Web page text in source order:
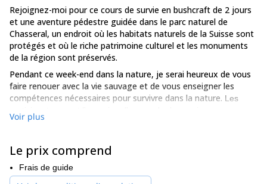
Rejoignez-moi pour ce cours de survie en bushcraft de 2 jours
et une aventure pédestre guidée dans le parc naturel de
Chasseral, un endroit où les habitats naturels de la Suisse sont
protégés et où le riche patrimoine culturel et les monuments
de la région sont préservés.
Pendant ce week-end dans la nature, je serai heureux de vous
faire renouer avec la vie sauvage et de vous enseigner les
compétences nécessaires pour survivre dans la nature. Les
techniques de fabrication d'outils et de cueillir des plantes tout en
quatre éléments.
Après une courte marche, nous arriverons à l'endroit où nous
ferons notre maison pour deux jours et une nuit. Nous
Voir plus
Le prix comprend
Frais de guide